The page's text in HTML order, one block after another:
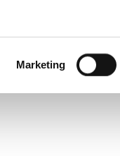
specifiche
nella
Marketing